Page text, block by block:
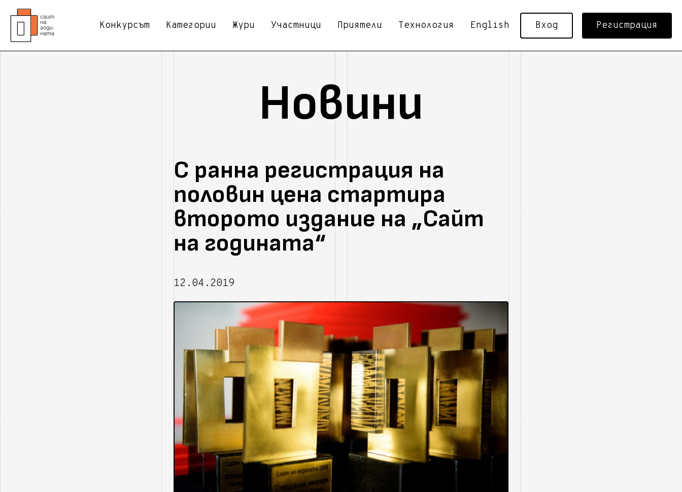
Конкурсът Категории Жури Участници Приятели Технология English Вход Регистрация
Новини
С ранна регистрация на
половин цена стартира
второто издание на „Сайт
на годината“
12.04.2019